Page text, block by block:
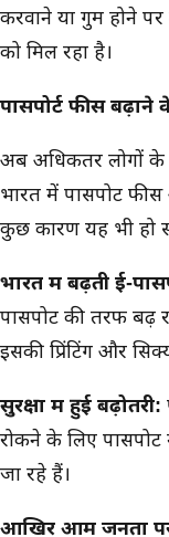
करवाने या गुम होने
को मिल रहा है।
पासपोर्ट फीस
अब अधिकतर लोगों के
भारत में पासपोर्ट
कुछ कारण यह भी हो
भारत में बढ़ती ई-
पासपोर्ट की तरफ बढ़
इसकी प्रिंटिंग और
सुरक्षा में हुई बढ़ोतरी:
रोकने के लिए
जा रहे हैं।
आखिर आम जनता